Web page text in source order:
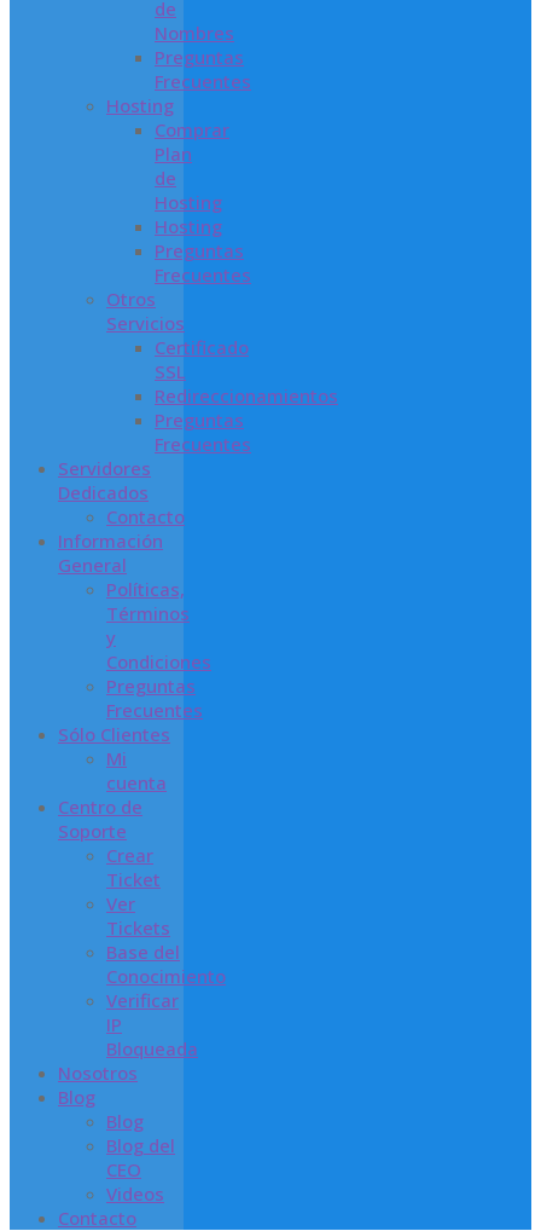
de
Nombres
Preguntas
Frecuentes
Hosting
Comprar
Plan
de
Hosting
Hosting
Preguntas
Frecuentes
Otros
Servicios
Certificado
SSL
Redireccionamientos
Preguntas
Frecuentes
Servidores
Dedicados
Contacto
Información
General
Políticas,
Términos
y
Condiciones
Preguntas
Frecuentes
Sólo Clientes
Mi
cuenta
Centro de
Soporte
Crear
Ticket
Ver
Tickets
Base del
Conocimiento
Verificar
IP
Bloqueada
Nosotros
Blog
Blog
Blog del
CEO
Videos
Contacto